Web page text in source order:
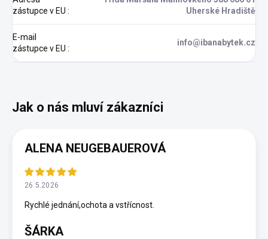
zástupce v EU :
Uherské Hradiště
E-mail
zástupce v EU :
info@ibanabytek.cz
ALENA NEUGEBAUEROVÁ
26.5.2026
Rychlé jednání,ochota a vstřícnost.
ŠÁRKA